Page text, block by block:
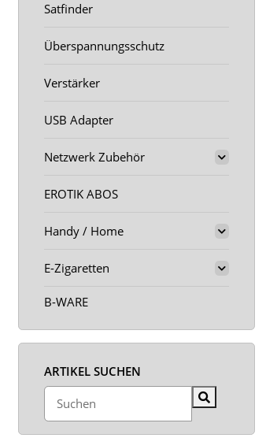
Satfinder
Überspannungsschutz
Verstärker
USB Adapter
Netzwerk Zubehör
EROTIK ABOS
Handy / Home
E-Zigaretten
B-WARE
ARTIKEL SUCHEN